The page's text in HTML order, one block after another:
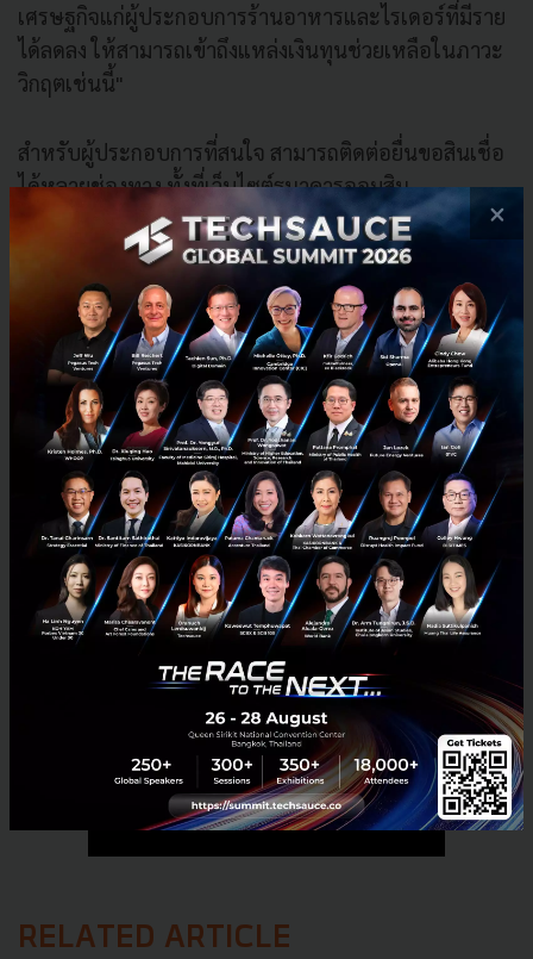
เศรษฐกิจแก่ผู้ประกอบการร้านอาหารและไรเดอร์ที่มีราย
ได้ลดลง ให้สามารถเข้าถึงแหล่งเงินทุนช่วยเหลือในภาวะ
วิกฤตเช่นนี้"
สำหรับผู้ประกอบการที่สนใจ สามารถติดต่อยื่นขอสินเชื่อ
ได้หลายช่องทาง ทั้งที่เว็บไซต์ธนาคารออมสิน
แอปพลิเคชัน MyMo และธนาคารออมสิน
ทุกสาขา หรือสอบถามรายละเอียดเพิ่มเติมได้ที่ GSB
Contact Center โทร. 1115
PR News ธุรกิจ สินเชื่อ Platform LINE Man กลุ่มไรเดอร์ ธนาคารออมสิน
ธนาคารแห่งประเทศไทย
No comment
RELATED ARTICLE
×